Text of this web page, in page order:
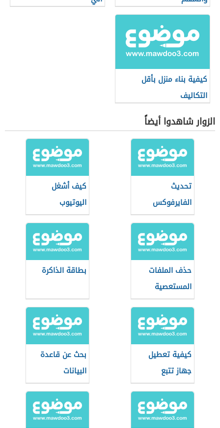
كيفية بناء منزل بأقل
التكاليف
الزوار شاهدوا أيضاً
تحديث
الفايرفوكس
كيف أشغل
اليوتيوب
حذف الملفات
المستعصية
بطاقة الذاكرة
كيفية تعطيل
جهاز تتبع
السيارات
بحث عن قاعدة
البيانات